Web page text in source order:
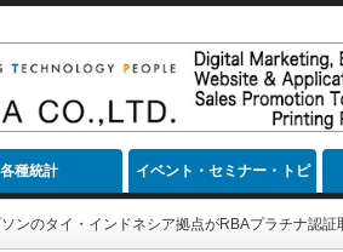
各種統計 イベント・セミナー・トピ
ック
ンのタイ・インドネシア拠点がRBAプラチナ認証